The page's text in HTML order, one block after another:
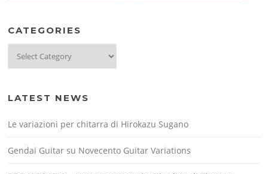
CATEGORIES
LATEST NEWS
Le variazioni per chitarra di Hirokazu Sugano
Gendai Guitar su Novecento Guitar Variations